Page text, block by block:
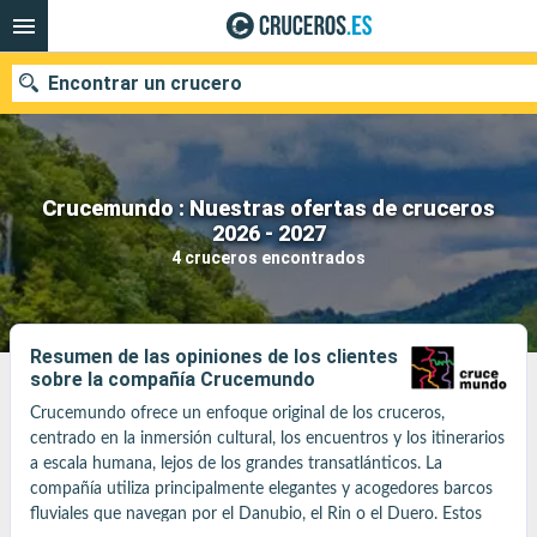
Crucemundo : Nuestras ofertas de cruceros
2026 - 2027
4 cruceros encontrados
Encontrar un crucero
Nuestros destinos
Fecha de salida
Puertos Compañías
Buscar
Resumen de las opiniones de los clientes
sobre la compañía Crucemundo
Crucemundo ofrece un enfoque original de los cruceros,
centrado en la inmersión cultural, los encuentros y los itinerarios
a escala humana, lejos de los grandes transatlánticos. La
compañía utiliza principalmente elegantes y acogedores barcos
fluviales que navegan por el Danubio, el Rin o el Duero. Estos